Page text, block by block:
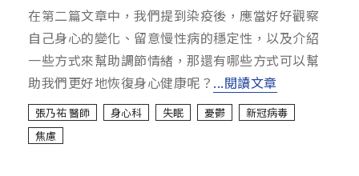
在第二篇文章中，我們提到染疫後，應當好好觀察
自己身心的變化、留意慢性病的穩定性，以及介紹
一些方式來幫助調節情緒，那還有哪些方式可以幫
助我們更好地恢復身心健康呢？ ...閱讀文章
張乃祐 醫師 身心科 失眠 憂鬱
新冠病毒
焦慮